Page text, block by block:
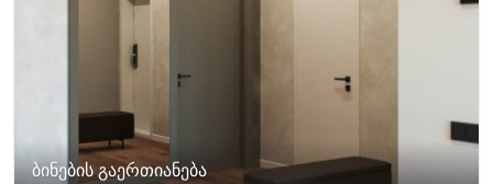
ბინების გაერთიანება